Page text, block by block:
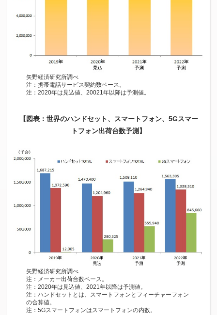
矢野経済研究所調べ
注：携帯電話サービス契約数ベース。
注：2020年は見込値、20021年以降は予測値。
【図表：世界のハンドセット、スマートフォン、5Gスマー
トフォン出荷台数予測】
矢野経済研究所調べ
注：メーカー出荷台数ベース。
注：2020年は見込値、2021年以降は予測値。
注：ハンドセットとは、スマートフォンとフィーチャーフォン
の合算値。
注：5Gスマートフォンはスマートフォンの内数。